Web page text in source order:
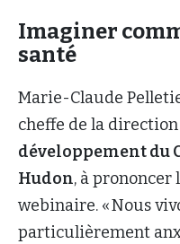
Imaginer
santé
Marie-Claude
cheffe de la direction
développement du
Hudon, à prononcer
webinaire. « Nous
particulièrement